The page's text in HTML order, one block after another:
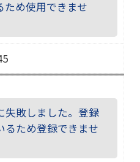
ため使用できませ
失敗しました。登録
るため登録できませ